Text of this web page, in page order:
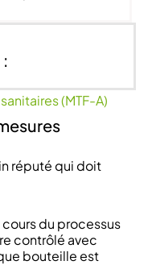
(MTF-A)
réputé qui doit
du processus
contrôlé avec
bouteille est